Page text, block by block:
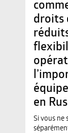
droits
en
Si vous ne